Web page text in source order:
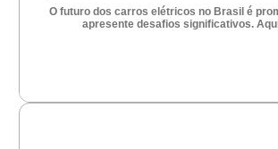
O futuro dos carros elétricos no Brasil é
apresente desafios significativos.